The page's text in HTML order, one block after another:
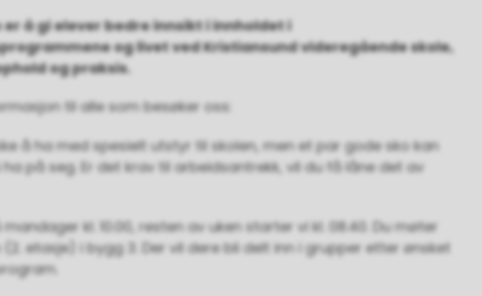
å gi elever bedre innsikt i innholdet i
og livet ved Kristiansund videregående skole,
og praksis.
til alle som besøker oss:
å ha med spesielt utstyr til skolen, men et par gode sko kan
på seg. Er det krav til arbeidsantrekk, vil du få låne det av
kl. 10.00, resten av uken starter vi kl. 08.40. Du møter
etasje) i bygg 3. Der vil dere bli delt inn i grupper etter ønsket